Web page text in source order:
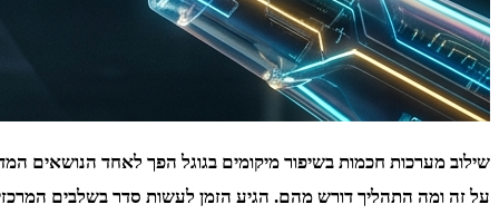
שילוב מערכות חכמות בשיפור מיקומים בגוגל הפך לאחד הנושאים
על זה ומה התהליך דורש מהם. הגיע הזמן לעשות סדר בשלבים